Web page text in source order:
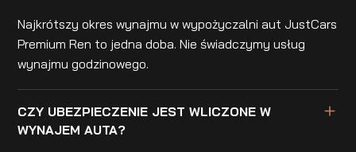
Najkrótszy okres wynajmu w wypożyczalni aut JustCars
Premium Ren to jedna doba. Nie świadczymy usług
wynajmu godzinowego.
CZY UBEZPIECZENIE JEST WLICZONE W
WYNAJEM AUTA?